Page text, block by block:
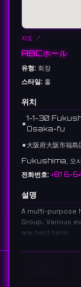
지도 ↗
ABCホール
유형: 회장
스타일: 홀
위치
⚫︎
1-1-30
Osaka-fu
⚫︎大阪府大阪市福
Fukushima, 오사
전화번호: +81 6-
설명
A multi-purpose
Group. Various
are held here.